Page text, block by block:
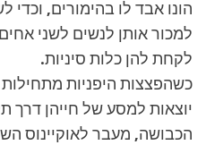
הונו אבד לו בהימורים, וכדי
למכור אותן לנשים לשני
לקחת להן כלות סיניות.
כשהפצצות היפניות מתחילות
יוצאות למסע של חייהן דרך
הכבושה, מעבר לאוקיינוס